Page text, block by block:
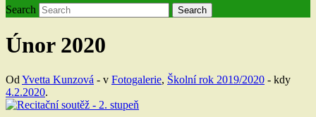
Search Search
Únor 2020
Od Yvetta Kunzová - v Fotogalerie, Školní rok 2019/2020 - kdy
4.2.2020.